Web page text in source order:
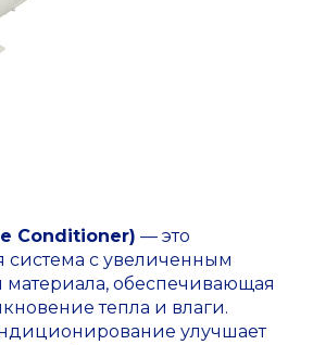
Conditioner) — это
система с увеличенным
обеспечивающая
тепла и влаги.
улучшает